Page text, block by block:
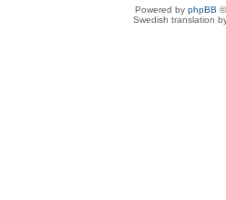
Powered by phpBB
Swedish translation